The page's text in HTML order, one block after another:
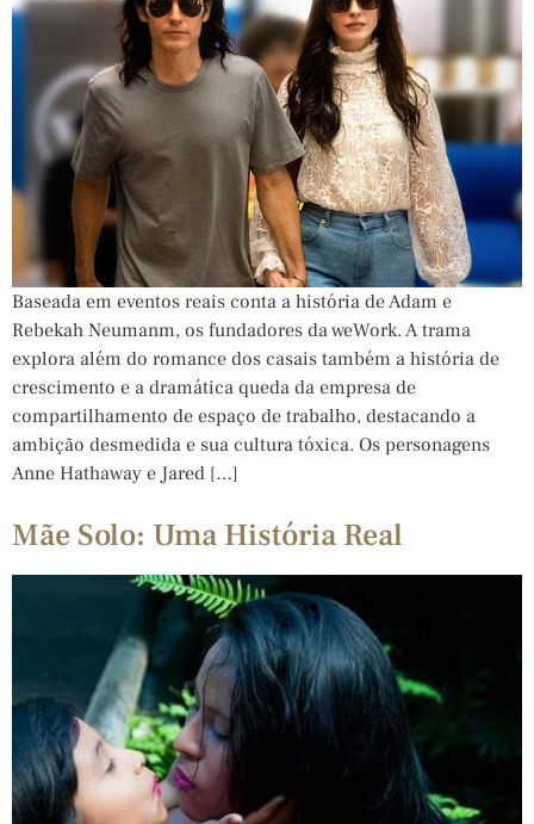
Baseada em eventos reais conta a história de Adam e
Rebekah Neumanm, os fundadores da weWork. A trama
explora além do romance dos casais também a história de
crescimento e a dramática queda da empresa de
compartilhamento de espaço de trabalho, destacando a
ambição desmedida e sua cultura tóxica. Os personagens
Anne Hathaway e Jared […]
Mãe Solo: Uma História Real